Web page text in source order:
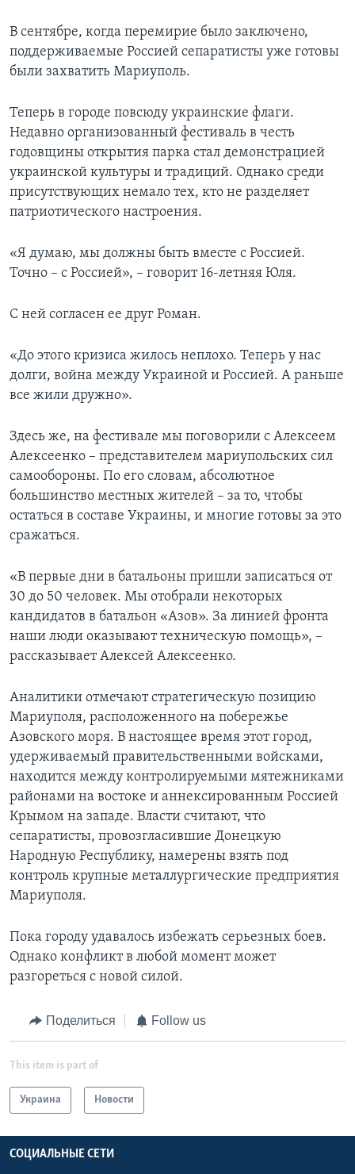
В сентябре, когда перемирие было заключено,
поддерживаемые Россией сепаратисты уже готовы
были захватить Мариуполь.
Теперь в городе повсюду украинские флаги.
Недавно организованный фестиваль в честь
годовщины открытия парка стал демонстрацией
украинской культуры и традиций. Однако среди
присутствующих немало тех, кто не разделяет
патриотического настроения.
«Я думаю, мы должны быть вместе с Россией.
Точно – с Россией», – говорит 16-летняя Юля.
С ней согласен ее друг Роман.
«До этого кризиса жилось неплохо. Теперь у нас
долги, война между Украиной и Россией. А раньше
все жили дружно».
Здесь же, на фестивале мы поговорили с Алексеем
Алексеенко – представителем мариупольских сил
самообороны. По его словам, абсолютное
большинство местных жителей – за то, чтобы
остаться в составе Украины, и многие готовы за это
сражаться.
«В первые дни в батальоны пришли записаться от
30 до 50 человек. Мы отобрали некоторых
кандидатов в батальон «Азов». За линией фронта
наши люди оказывают техническую помощь», –
рассказывает Алексей Алексеенко.
Аналитики отмечают стратегическую позицию
Мариуполя, расположенного на побережье
Азовского моря. В настоящее время этот город,
удерживаемый правительственными войсками,
находится между контролируемыми мятежниками
районами на востоке и аннексированным Россией
Крымом на западе. Власти считают, что
сепаратисты, провозгласившие Донецкую
Народную Республику, намерены взять под
контроль крупные металлургические предприятия
Мариуполя.
Пока городу удавалось избежать серьезных боев.
Однако конфликт в любой момент может
разгореться с новой силой.
Поделиться Follow us
This item is part of
Украина Новости
СОЦИАЛЬНЫЕ СЕТИ